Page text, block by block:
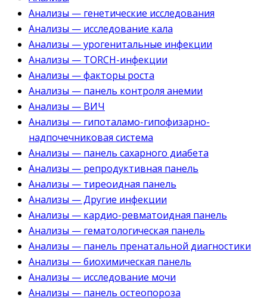
Анализы — генетические исследования
Анализы — исследование кала
Анализы — урогенитальные инфекции
Анализы — TORCH-инфекции
Анализы — факторы роста
Анализы — панель контроля анемии
Анализы — ВИЧ
Анализы — гипоталамо-гипофизарно-
надпочечниковая система
Анализы — панель сахарного диабета
Анализы — репродуктивная панель
Анализы — тиреоидная панель
Анализы — Другие инфекции
Анализы — кардио-ревматоидная панель
Анализы — гематологическая панель
Анализы — панель пренатальной диагностики
Анализы — биохимическая панель
Анализы — исследование мочи
Анализы — панель остеопороза